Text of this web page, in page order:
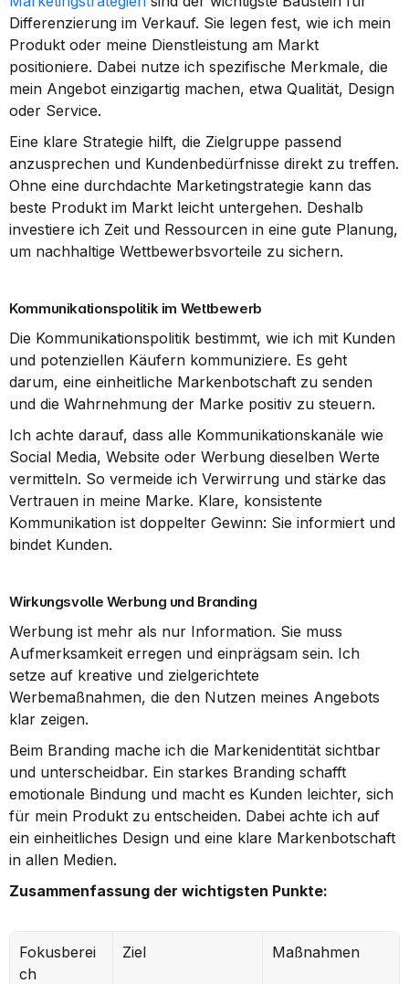
Differenzierung im Verkauf. Sie legen fest, wie ich mein
Produkt oder meine Dienstleistung am Markt
positioniere. Dabei nutze ich spezifische Merkmale, die
mein Angebot einzigartig machen, etwa Qualität, Design
oder Service.
Eine klare Strategie hilft, die Zielgruppe passend
anzusprechen und Kundenbedürfnisse direkt zu treffen.
Ohne eine durchdachte Marketingstrategie kann das
beste Produkt im Markt leicht untergehen. Deshalb
investiere ich Zeit und Ressourcen in eine gute Planung,
um nachhaltige Wettbewerbsvorteile zu sichern.
Kommunikationspolitik im Wettbewerb
Die Kommunikationspolitik bestimmt, wie ich mit Kunden
und potenziellen Käufern kommuniziere. Es geht
darum, eine einheitliche Markenbotschaft zu senden
und die Wahrnehmung der Marke positiv zu steuern.
Ich achte darauf, dass alle Kommunikationskanäle wie
Social Media, Website oder Werbung dieselben Werte
vermitteln. So vermeide ich Verwirrung und stärke das
Vertrauen in meine Marke. Klare, konsistente
Kommunikation ist doppelter Gewinn: Sie informiert und
bindet Kunden.
Wirkungsvolle Werbung und Branding
Werbung ist mehr als nur Information. Sie muss
Aufmerksamkeit erregen und einprägsam sein. Ich
setze auf kreative und zielgerichtete
Werbemaßnahmen, die den Nutzen meines Angebots
klar zeigen.
Beim Branding mache ich die Markenidentität sichtbar
und unterscheidbar. Ein starkes Branding schafft
emotionale Bindung und macht es Kunden leichter, sich
für mein Produkt zu entscheiden. Dabei achte ich auf
ein einheitliches Design und eine klare Markenbotschaft
in allen Medien.
Zusammenfassung der wichtigsten Punkte:
Fokusberei
ch
Ziel Maßnahmen